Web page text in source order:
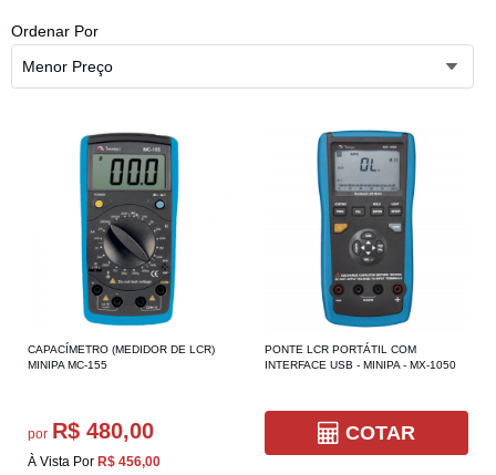
Ordenar Por
Menor Preço
CAPACÍMETRO (MEDIDOR DE LCR)
MINIPA MC-155
por R$ 480,00
À Vista Por R$ 456,00
PONTE LCR PORTÁTIL COM
INTERFACE USB - MINIPA - MX-1050
COTAR